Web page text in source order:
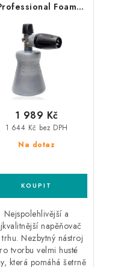
Foam
profesionální
napěňovač
Na dotaz
1 644 Kč bez DPH
1 989 Kč
Nejspolehlivější a
napěňovač
Nezbytný nástroj
tvorbu velmi husté
která pomáhá šetrně